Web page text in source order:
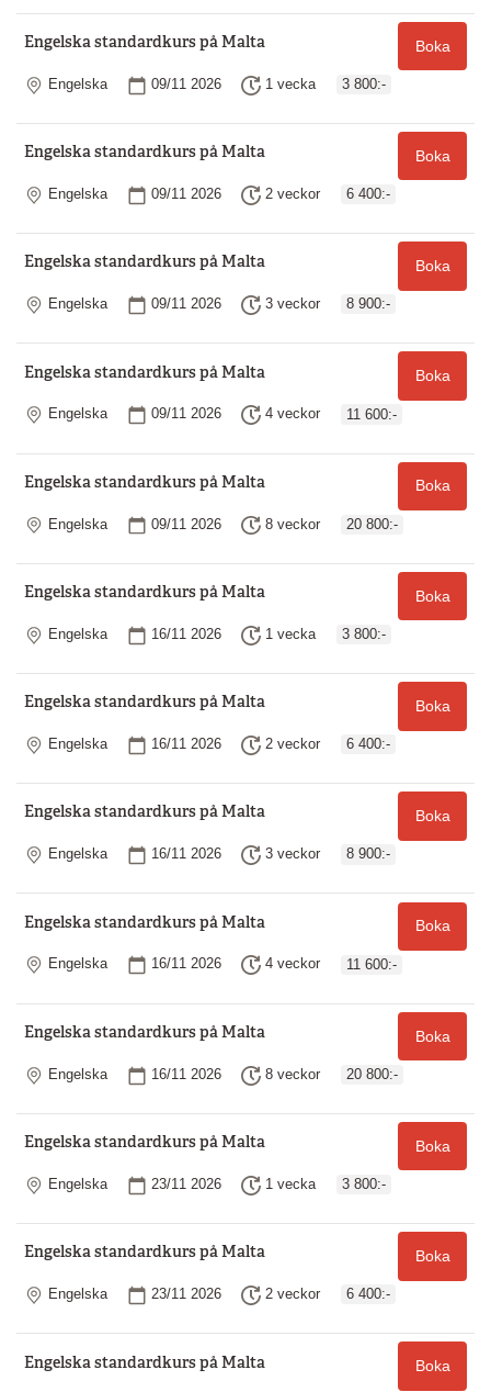
Engelska standardkurs på Malta Boka
Plats
Engelska Startdatum
09/11 2026 Längd
1 vecka 3 800:-
Engelska standardkurs på Malta Boka
Plats
Engelska Startdatum
09/11 2026 Längd
2 veckor 6 400:-
Engelska standardkurs på Malta Boka
Plats
Engelska Startdatum
09/11 2026 Längd
3 veckor 8 900:-
Engelska standardkurs på Malta Boka
Plats
Engelska Startdatum
09/11 2026 Längd
4 veckor 11 600:-
Engelska standardkurs på Malta Boka
Plats
Engelska Startdatum
09/11 2026 Längd
8 veckor 20 800:-
Engelska standardkurs på Malta Boka
Plats
Engelska Startdatum
16/11 2026 Längd
1 vecka 3 800:-
Engelska standardkurs på Malta Boka
Plats
Engelska Startdatum
16/11 2026 Längd
2 veckor 6 400:-
Engelska standardkurs på Malta Boka
Plats
Engelska Startdatum
16/11 2026 Längd
3 veckor 8 900:-
Engelska standardkurs på Malta Boka
Plats
Engelska Startdatum
16/11 2026 Längd
4 veckor 11 600:-
Engelska standardkurs på Malta Boka
Plats
Engelska Startdatum
16/11 2026 Längd
8 veckor 20 800:-
Engelska standardkurs på Malta Boka
Plats
Engelska Startdatum
23/11 2026 Längd
1 vecka 3 800:-
Engelska standardkurs på Malta Boka
Plats
Engelska Startdatum
23/11 2026 Längd
2 veckor 6 400:-
Engelska standardkurs på Malta Boka